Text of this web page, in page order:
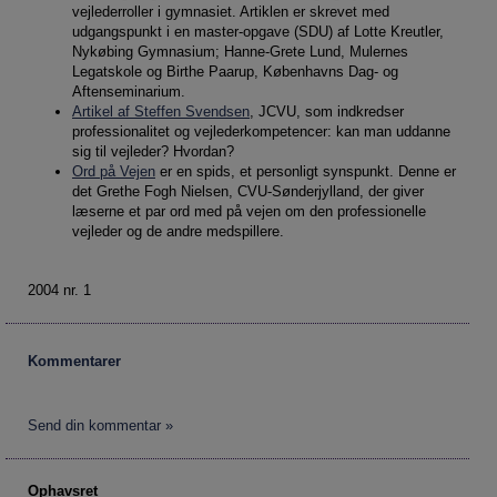
vejlederroller i gymnasiet. Artiklen er skrevet med
udgangspunkt i en master-opgave (SDU) af Lotte Kreutler,
Nykøbing Gymnasium; Hanne-Grete Lund, Mulernes
Legatskole og Birthe Paarup, Københavns Dag- og
Aftenseminarium.
Artikel af Steffen Svendsen , JCVU, som indkredser
professionalitet og vejlederkompetencer: kan man uddanne
sig til vejleder? Hvordan?
Ord på Vejen er en spids, et personligt synspunkt. Denne er
det Grethe Fogh Nielsen, CVU-Sønderjylland, der giver
læserne et par ord med på vejen om den professionelle
vejleder og de andre medspillere.
2004 nr. 1
Kommentarer
Send din kommentar »
Ophavsret
Statistik
Statistik-cookies bruges til at optimere design,
brugervenlighed og effektiviteten af en
hjemmeside. Fx ved at indsamle besøgsstatistik
om antal besøg og hvordan hjemmesiden bruges.
Markedsføring
Markedsførings-cookies (tracking-cookies)
interesserer sig for/søger på for at kunne vise